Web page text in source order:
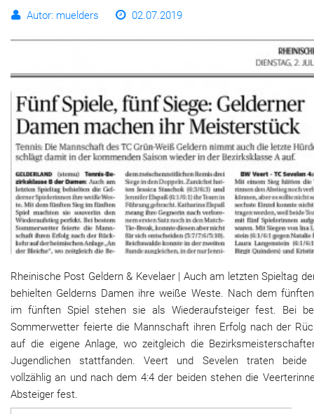
Autor: muelders 02.07.2019
Rheinische Post Geldern & Kevelaer | Auch am letzten Spieltag
behielten Gelderns Damen ihre weiße Weste. Nach dem
im fünften Spiel stehen sie als Wiederaufsteiger fest. Bei
Sommerwetter feierte die Mannschaft ihren Erfolg nach der
auf die eigene Anlage, wo zeitgleich die
Jugendlichen stattfanden. Veert und Sevelen traten beide
vollzählig an und nach dem 4:4 der beiden stehen die
Absteiger fest.